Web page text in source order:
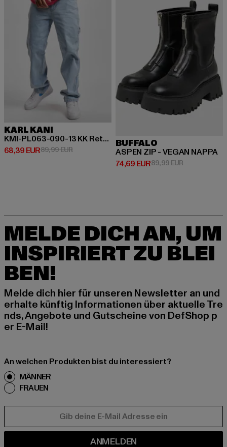
KARL KANI
KMI-PL063-090-13 KK Retro Baggy Workwear Denim
68,39 EUR
Derzeitiger Preis: 68,39 EUR
89,99 EURAktionspreis: 89,99 EUR
BUFFALO
ASPEN ZIP - VEGAN NAPPA
74,69 EUR
Derzeitiger Preis: 74,69 EUR
89,99 EURAktionspreis:
MELDE DICH AN, UM
INSPIRIERT ZU BLEI
BEN!
Melde dich hier für unseren Newsletter an und
erhalte künftig Informationen über aktuelle Tre
nds, Angebote und Gutscheine von DefShop p
er E-Mail!
An welchen Produkten bist du interessiert?
MÄNNER
FRAUEN
ANMELDEN